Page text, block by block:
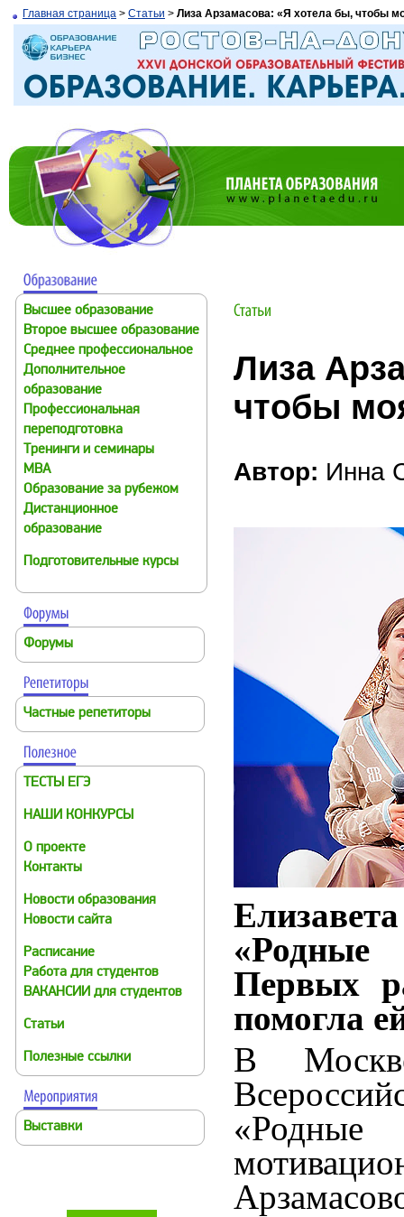
Главная страница > Статьи > Лиза Арзамасова: «Я хотела бы, чтобы
Высшее образование
Второе высшее образование
Среднее профессиональное
Дополнительное
образование
Профессиональная
переподготовка
Тренинги и семинары
MBA
Образование за рубежом
Дистанционное
образование
Подготовительные курсы
Форумы
Частные репетиторы
ТЕСТЫ ЕГЭ
НАШИ КОНКУРСЫ
О проекте
Контакты
Новости образования
Новости сайта
Расписание
Работа для студентов
ВАКАНСИИ для студентов
Статьи
Полезные ссылки
Выставки
Лиза
чтобы
Автор: Инна
Первых
помогла
В